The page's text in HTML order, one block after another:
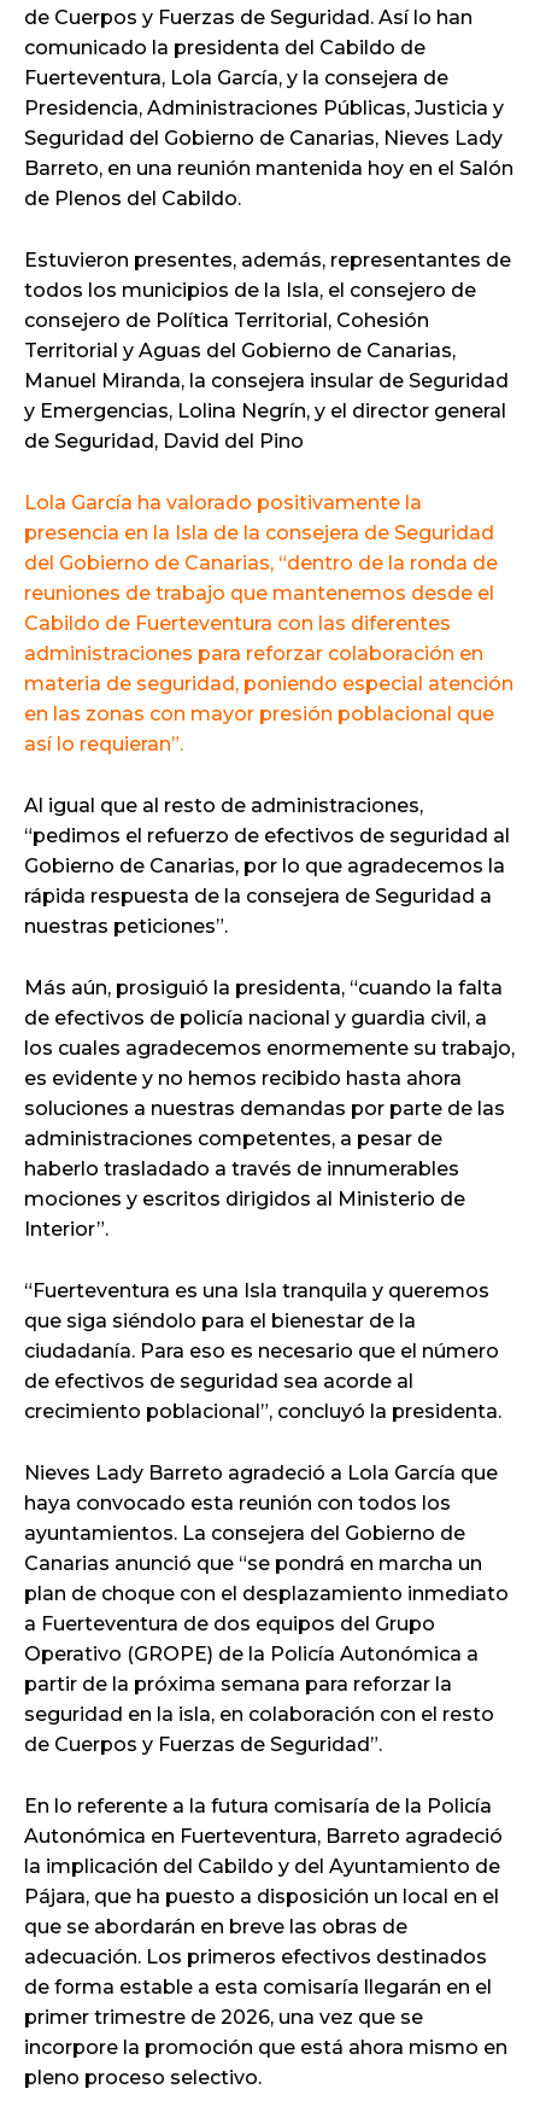
de Cuerpos y Fuerzas de Seguridad. Así lo han
comunicado la presidenta del Cabildo de
Fuerteventura, Lola García, y la consejera de
Presidencia, Administraciones Públicas, Justicia y
Seguridad del Gobierno de Canarias, Nieves Lady
Barreto, en una reunión mantenida hoy en el Salón
de Plenos del Cabildo.
Estuvieron presentes, además, representantes de
todos los municipios de la Isla, el consejero de
consejero de Política Territorial, Cohesión
Territorial y Aguas del Gobierno de Canarias,
Manuel Miranda, la consejera insular de Seguridad
y Emergencias, Lolina Negrín, y el director general
de Seguridad, David del Pino
Lola García ha valorado positivamente la
presencia en la Isla de la consejera de Seguridad
del Gobierno de Canarias, “dentro de la ronda de
reuniones de trabajo que mantenemos desde el
Cabildo de Fuerteventura con las diferentes
administraciones para reforzar colaboración en
materia de seguridad, poniendo especial atención
en las zonas con mayor presión poblacional que
así lo requieran”.
Al igual que al resto de administraciones,
“pedimos el refuerzo de efectivos de seguridad al
Gobierno de Canarias, por lo que agradecemos la
rápida respuesta de la consejera de Seguridad a
nuestras peticiones”.
Más aún, prosiguió la presidenta, “cuando la falta
de efectivos de policía nacional y guardia civil, a
los cuales agradecemos enormemente su trabajo,
es evidente y no hemos recibido hasta ahora
soluciones a nuestras demandas por parte de las
administraciones competentes, a pesar de
haberlo trasladado a través de innumerables
mociones y escritos dirigidos al Ministerio de
Interior”.
“Fuerteventura es una Isla tranquila y queremos
que siga siéndolo para el bienestar de la
ciudadanía. Para eso es necesario que el número
de efectivos de seguridad sea acorde al
crecimiento poblacional”, concluyó la presidenta.
Nieves Lady Barreto agradeció a Lola García que
haya convocado esta reunión con todos los
ayuntamientos. La consejera del Gobierno de
Canarias anunció que “se pondrá en marcha un
plan de choque con el desplazamiento inmediato
a Fuerteventura de dos equipos del Grupo
Operativo (GROPE) de la Policía Autonómica a
partir de la próxima semana para reforzar la
seguridad en la isla, en colaboración con el resto
de Cuerpos y Fuerzas de Seguridad”.
En lo referente a la futura comisaría de la Policía
Autonómica en Fuerteventura, Barreto agradeció
la implicación del Cabildo y del Ayuntamiento de
Pájara, que ha puesto a disposición un local en el
que se abordarán en breve las obras de
adecuación. Los primeros efectivos destinados
de forma estable a esta comisaría llegarán en el
primer trimestre de 2026, una vez que se
incorpore la promoción que está ahora mismo en
pleno proceso selectivo.